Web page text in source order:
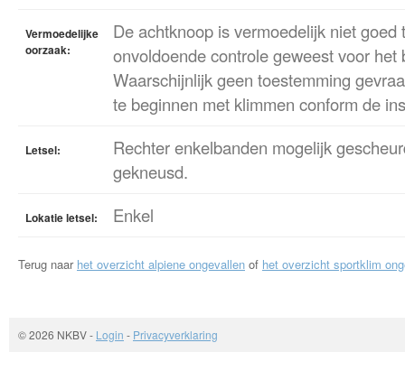
Vermoedelijke
oorzaak:
De achtknoop is vermoedelijk niet goed
onvoldoende controle geweest voor het
Waarschijnlijk geen toestemming
te beginnen met klimmen conform de
Letsel:
Rechter enkelbanden mogelijk
gekneusd.
Lokatie letsel: Enkel
Terug naar het overzicht alpiene ongevallen of het overzicht sportklim
© 2026 NKBV- Login - Privacyverklaring